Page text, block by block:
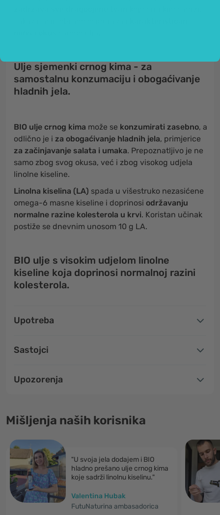
Ulje sjemenki crnog kima - za
samostalnu konzumaciju i obogaćivanje
hladnih jela.
BIO ulje crnog kima može se konzumirati zasebno, a
odlično je i za obogaćivanje hladnih jela, primjerice
za začinjavanje salata i umaka. Prepoznatljivo je ne
samo zbog svog okusa, već i zbog visokog udjela
linolne kiseline.
Linolna kiselina (LA) spada u višestruko nezasićene
omega-6 masne kiseline i doprinosi održavanju
normalne razine kolesterola u krvi. Koristan učinak
postiže se dnevnim unosom 10 g LA.
BIO ulje s visokim udjelom linolne
kiseline koja doprinosi normalnoj razini
kolesterola.
Upotreba
Sastojci
Upozorenja
Mišljenja naših korisnika
"U svoja jela dodajem i BIO
hladno prešano ulje crnog kima
koje sadrži linolnu kiselinu."
Valentina Hubak
FutuNaturina ambasadorica